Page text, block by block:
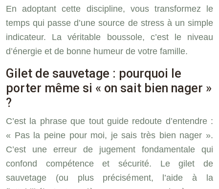
En adoptant cette discipline, vous transformez le
temps qui passe d’une source de stress à un simple
indicateur. La véritable boussole, c’est le niveau
d’énergie et de bonne humeur de votre famille.
Gilet de sauvetage : pourquoi le
porter même si « on sait bien nager »
?
C’est la phrase que tout guide redoute d’entendre :
« Pas la peine pour moi, je sais très bien nager ».
C’est une erreur de jugement fondamentale qui
confond compétence et sécurité. Le gilet de
sauvetage (ou plus précisément, l’aide à la